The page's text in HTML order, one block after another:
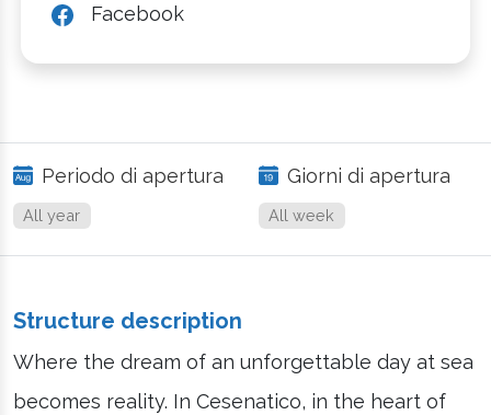
Facebook
Periodo di apertura
All year
Giorni di apertura
All week
Structure description
Where the dream of an unforgettable day at sea
becomes reality. In Cesenatico, in the heart of